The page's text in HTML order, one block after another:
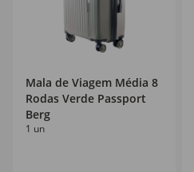
Mala de Viagem Média 8
Rodas Verde Passport
Berg
1 un